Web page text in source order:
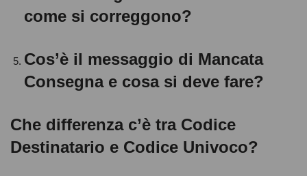
come si correggono?
Cos’è il messaggio di Mancata
Consegna e cosa si deve fare?
Che differenza c’è tra Codice
Destinatario e Codice Univoco?